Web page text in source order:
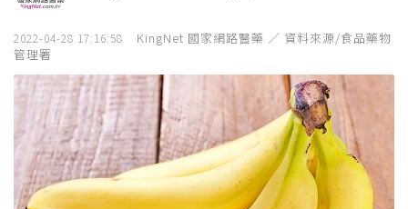
2022-04-28 17:16:58
KingNet 國家網路醫藥 ／ 資料來源/食品藥物
管理署